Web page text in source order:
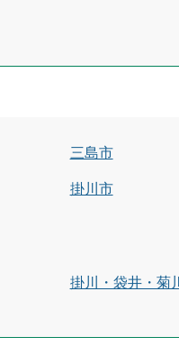
三島市
掛川市
掛川・袋井・菊川